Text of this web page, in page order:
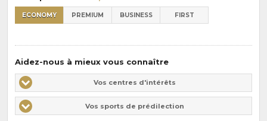
ECONOMY PREMIUM BUSINESS FIRST
Aidez-nous à mieux vous connaître
Vos
centres
d'intérêts
Vos centres d'intérêts
Vos
sports
Vos sports de prédilection